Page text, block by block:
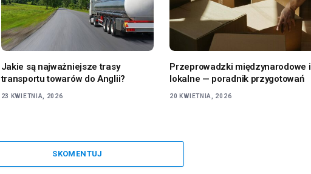
Jakie są najważniejsze trasy
transportu towarów do Anglii?
23 KWIETNIA, 2026
Przeprowadzki międzynarodowe i
lokalne — poradnik przygotowań
20 KWIETNIA, 2026
SKOMENTUJ